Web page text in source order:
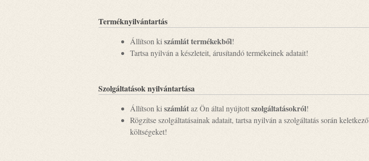
Terméknyilvántartás
Állítson kiszámlát termékekből!
Tartsa nyilván a készleteit, árusítandó termékeinek adatait!
Szolgáltatások nyilvántartása
Állítson kiszámlátaz Ön által nyújtottszolgáltatásokról!
Rögzítse szolgáltatásainak adatait, tartsa nyilván a szolgáltatás során keletkező
költségeket!